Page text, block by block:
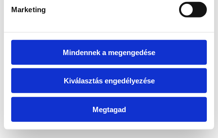
Marketing
Mindennek a megengedése
Kiválasztás engedélyezése
Megtagad